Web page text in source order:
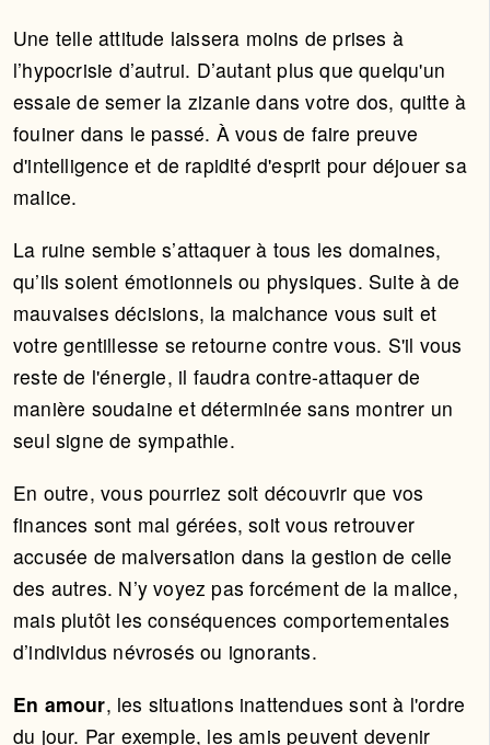
Une telle attitude laissera moins de prises à
l’hypocrisie d’autrui. D’autant plus que quelqu'un
essaie de semer la zizanie dans votre dos, quitte à
fouiner dans le passé. À vous de faire preuve
d'intelligence et de rapidité d'esprit pour déjouer sa
malice.
La ruine semble s’attaquer à tous les domaines,
qu’ils soient émotionnels ou physiques. Suite à de
mauvaises décisions, la malchance vous suit et
votre gentillesse se retourne contre vous. S'il vous
reste de l'énergie, il faudra contre-attaquer de
manière soudaine et déterminée sans montrer un
seul signe de sympathie.
En outre, vous pourriez soit découvrir que vos
finances sont mal gérées, soit vous retrouver
accusée de malversation dans la gestion de celle
des autres. N’y voyez pas forcément de la malice,
mais plutôt les conséquences comportementales
d’individus névrosés ou ignorants.
En amour, les situations inattendues sont à l'ordre
du jour. Par exemple, les amis peuvent devenir